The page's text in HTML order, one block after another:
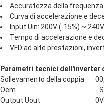
Accuratezza della frequenza
Curva di accelerazione e
Input Uin: 200V (-15%) ~
Tempo di accelerazione e
VFD ad alte prestazioni,
Parametri tecnici dell'inverter
Sollevamento della coppia
Oem
-
Output Uout